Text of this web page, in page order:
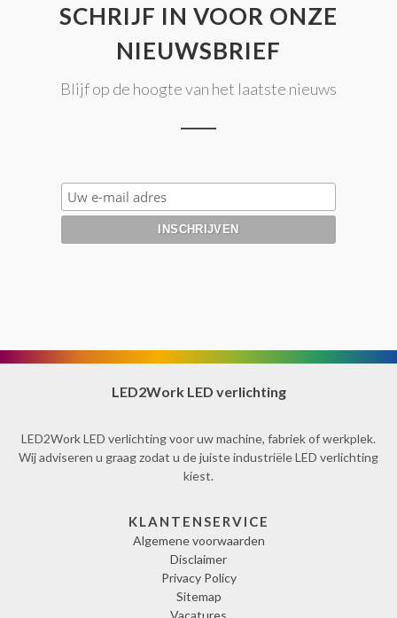
SCHRIJF IN VOOR ONZE
NIEUWSBRIEF
Blijf op de hoogte van het laatste nieuws
LED2Work LED verlichting
LED2Work LED verlichting voor uw machine, fabriek of werkplek.
Wij adviseren u graag zodat u de juiste industriële LED verlichting
kiest.
KLANTENSERVICE
Algemene voorwaarden
Disclaimer
Privacy Policy
Sitemap
Vacatures